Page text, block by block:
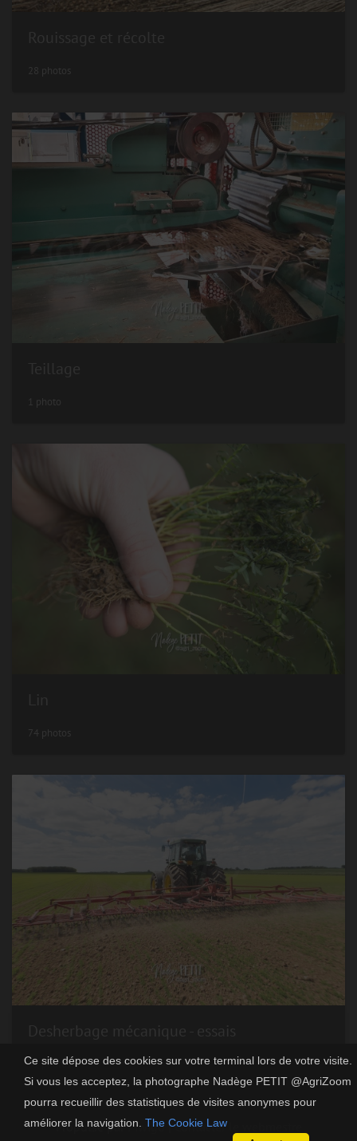
Ce site dépose des cookies sur votre terminal lors de votre visite.
Si vous les acceptez, la photographe Nadège PETIT @AgriZoom
pourra recueillir des statistiques de visites anonymes pour
améliorer la navigation. The Cookie Law
28 photos
1 photo
74 photos
31 photos
Propulsé parPiwigo|Contacter le webmestre